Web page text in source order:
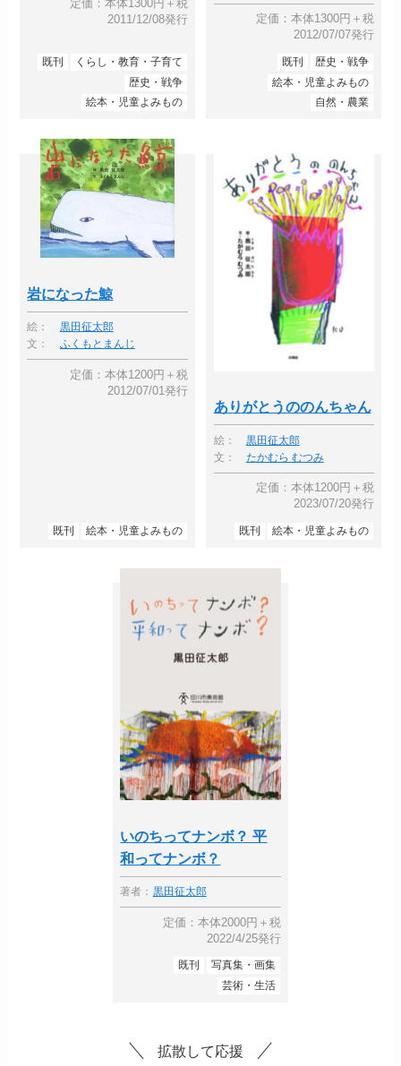
定価：本体1300円＋税
2011/12/08発行
既刊
くらし・教育・子育て
歴史・戦争
絵本・児童よみもの
定価：本体1300円＋税
2012/07/07発行
既刊
歴史・戦争
絵本・児童よみもの
自然・農業
岩になった鯨
絵：
黒田征太郎
文：
ふくもとまんじ
定価：本体1200円＋税
2012/07/01発行
既刊 絵本・児童よみもの
ありがとうののんちゃん
絵：
黒田征太郎
文：
たかむら むつみ
定価：本体1200円＋税
2023/07/20発行
既刊 絵本・児童よみもの
いのちってナンボ？ 平
和ってナンボ？
著者： 黒田征太郎
定価：本体2000円＋税
2022/4/25発行
既刊
写真集・画集
芸術・生活
拡散して応援